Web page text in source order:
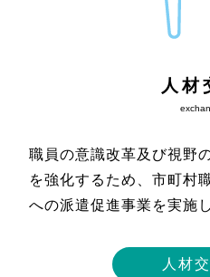
人材
職員の意識改革及び視野
を強化するため、市町村
への派遣促進事業を実施
人材